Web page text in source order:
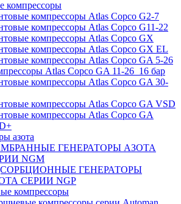
компрессоры
компрессоры Atlas Copco G2-7
компрессоры Atlas Copco G11-22
компрессоры Atlas Copco GX
компрессоры Atlas Copco GX EL
компрессоры Atlas Copco GA 5-26
Atlas Copco GA 11-26_16 бар
компрессоры Atlas Copco GA 30-
компрессоры Atlas Copco GA VSD
компрессоры Atlas Copco GA
азота
ГЕНЕРАТОРЫ АЗОТА
NGM
ГЕНЕРАТОРЫ
СЕРИИ NGP
компрессоры